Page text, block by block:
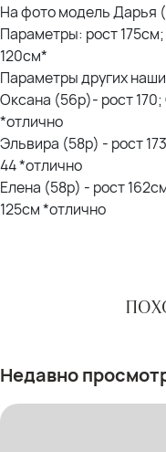
На фото модель Дарья
Параметры: рост
120см*
Параметры других
Оксана (56р)- рост 170;
*отлично
Эльвира (58р) - рост
44 *отлично
Елена (58р) - рост
125см *отлично
Недавно